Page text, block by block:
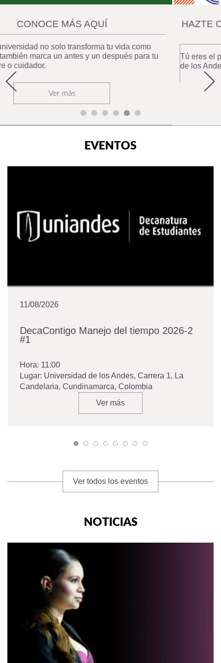
HAZTE CARGO DE TI. ¡TE ACOMPAÑAMOS A
HACERLO POSIBLE!
Tú eres el protagonista de tu bienestar y en la Universidad
de los Andes estamos contigo en cada paso.
EVENTOS
11/08/2026
DecaContigo Manejo del tiempo 2026-2
#1
Hora: 11:00
Lugar: Universidad de los Andes, Carrera 1, La
Candelaria, Cundinamarca, Colombia
Ver más
Ver todos los eventos
NOTICIAS